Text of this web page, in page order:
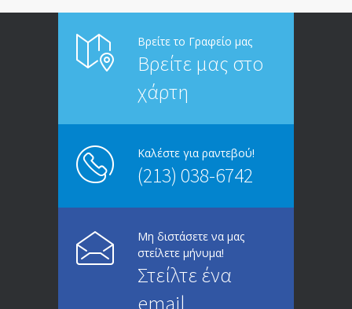
Βρείτε το Γραφείο μας
Βρείτε μας στο
χάρτη
Καλέστε για ραντεβού!
(213) 038-6742
Μη διστάσετε να μας
στείλετε μήνυμα!
Στείλτε ένα
email